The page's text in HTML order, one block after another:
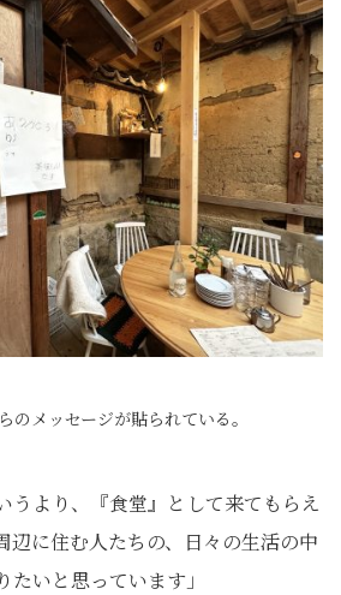
のメッセージが貼られている。
うより、『食堂』として来てもらえ
辺に住む人たちの、日々の生活の中
いと思っています」